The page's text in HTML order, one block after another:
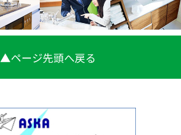
▲ページ先頭へ戻る